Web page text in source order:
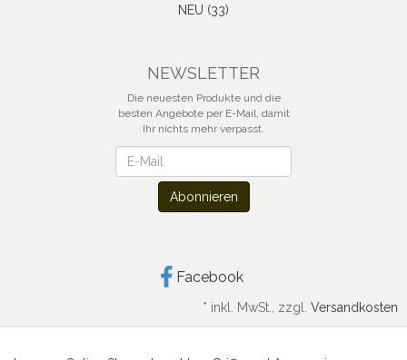
NEU (33)
NEWSLETTER
Die neuesten Produkte und die
besten Angebote per E-Mail, damit
Ihr nichts mehr verpasst.
Abonnieren
Facebook
* inkl. MwSt., zzgl. Versandkosten